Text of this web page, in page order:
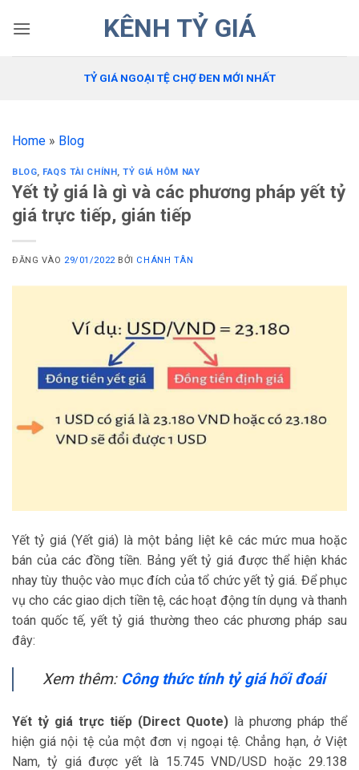
qua
KÊNH TỶ GIÁ
TỶ GIÁ NGOẠI TỆ CHỢ ĐEN MỚI NHẤT
Home » Blog
BLOG, FAQS TÀI CHÍNH,TỶ GIÁ HÔM NAY
Yết tỷ giá là gì và các phương pháp yết tỷ
giá trực tiếp, gián tiếp
ĐĂNG VÀO 29/01/2022 BỞI CHÁNH TÂN
Yết tỷ giá (Yết giá) là một bảng liệt kê các mức mua hoặc
bán của các đồng tiền. Bảng yết tỷ giá được thể hiện khác
nhay tùy thuộc vào mục đích của tổ chức yết tỷ giá. Để phục
vụ cho các giao dịch tiền tệ, các hoạt động tín dụng và thanh
toán quốc tế, yết tỷ giá thường theo các phương pháp sau
đây:
Xem thêm: Công thức tính tỷ giá hối đoái
Yết tỷ giá trực tiếp (Direct Quote) là phương pháp thể
hiện giá nội tệ của một đơn vị ngoại tệ. Chẳng hạn, ở Việt
Nam, tỷ giá được yết là 15.745 VND/USD hoặc 29.138